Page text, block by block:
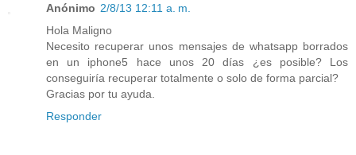
Anónimo 2/8/13 12:11 a. m.
Hola Maligno
Necesito recuperar unos mensajes de whatsapp borrados
en un iphone5 hace unos 20 días ¿es posible? Los
conseguiría recuperar totalmente o solo de forma parcial?
Gracias por tu ayuda.
Responder